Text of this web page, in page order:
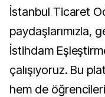
İstanbul Ticaret
paydaşlarımızla,
İstihdam
çalışıyoruz. Bu
hem de